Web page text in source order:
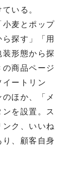
いる。
麦とポップ
探す」「用
形態から探
商品ページ
ートリン
ほか、「メ
を設置。ス
ク、いいね
、顧客自身